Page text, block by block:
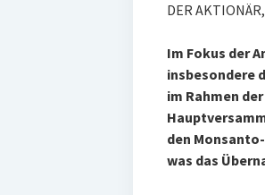
DER
Im Fokus der
insbesondere
im Rahmen
den
was das